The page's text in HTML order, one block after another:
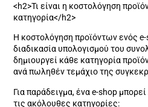
<h2>Τι είναι η κοστολόγηση
κατηγορία</h2>
Η κοστολόγηση προϊόντων ενός e-
διαδικασία υπολογισμού του
δημιουργεί κάθε κατηγορία
ανά πωληθέν τεμάχιο της
Για παράδειγμα, ένα e-shop
τις ακόλουθες κατηγορίες: